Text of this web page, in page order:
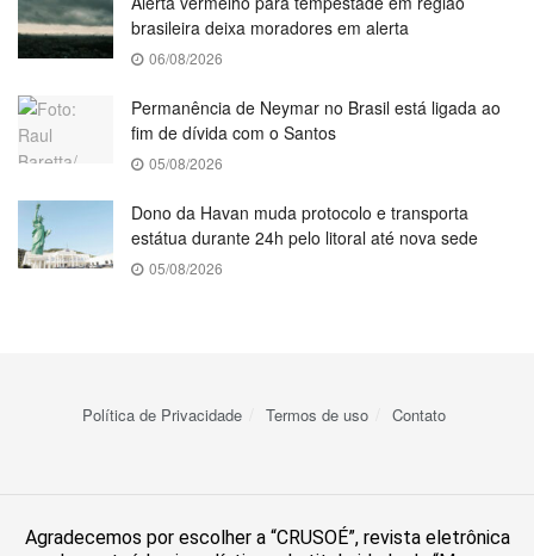
brasileira deixa moradores em alerta
06/08/2026
Permanência de Neymar no Brasil está ligada ao
fim de dívida com o Santos
05/08/2026
Dono da Havan muda protocolo e transporta
estátua durante 24h pelo litoral até nova sede
05/08/2026
Política de Privacidade Termos de uso Contato
Agradecemos por escolher a “CRUSOÉ”, revista eletrônica